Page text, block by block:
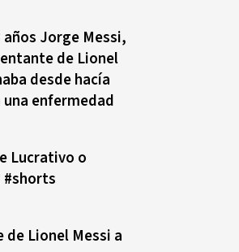
años Jorge Messi,
de Lionel
desde hacía
enfermedad
Lucrativo o
#shorts
de Lionel Messi a